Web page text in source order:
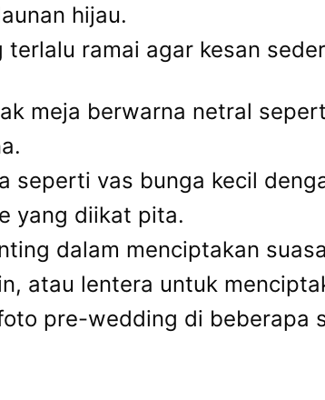
hijau.
ramai agar kesan
meja berwarna netral
seperti vas bunga kecil
yang diikat pita.
dalam menciptakan
atau lentera untuk
pre-wedding di beberapa